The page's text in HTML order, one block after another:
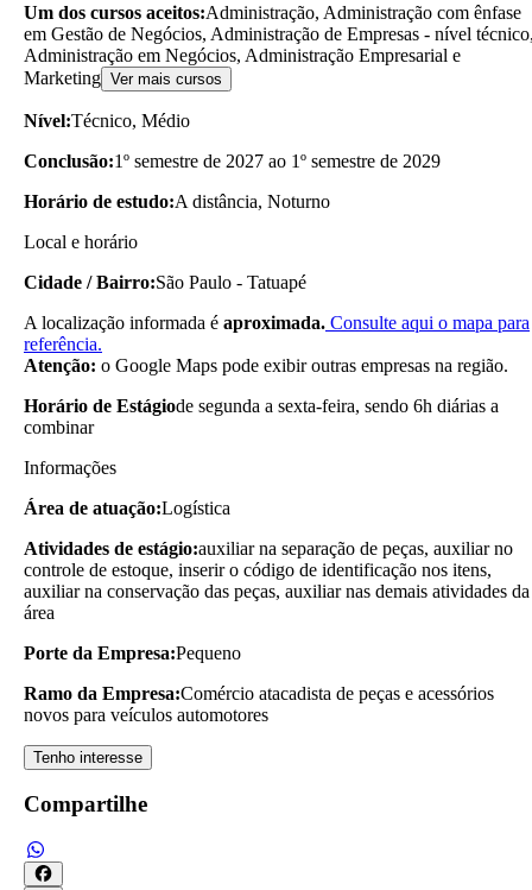
Um dos cursos aceitos:Administração, Administração com ênfase
em Gestão de Negócios, Administração de Empresas - nível
Administração em Negócios, Administração Empresarial e
Marketing Ver mais cursos
Nível:Técnico, Médio
Conclusão:1º semestre de 2027 ao 1º semestre de 2029
Horário de estudo:A distância, Noturno
Local e horário
Cidade / Bairro:São Paulo - Tatuapé
A localização informada é aproximada. Consulte aqui o mapa para
referência.
Atenção: o Google Maps pode exibir outras empresas na região.
Horário de Estágiode segunda a sexta-feira, sendo 6h diárias a
combinar
Informações
Área de atuação:Logística
Atividades de estágio:auxiliar na separação de peças, auxiliar no
controle de estoque, inserir o código de identificação nos itens,
auxiliar na conservação das peças, auxiliar nas demais atividades da
área
Porte da Empresa:Pequeno
Ramo da Empresa:Comércio atacadista de peças e acessórios
novos para veículos automotores
Tenho interesse
Compartilhe